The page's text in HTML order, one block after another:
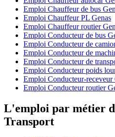
Emploi Chauffeur de bus
Emploi Chauffeur PL Genas
Emploi Chauffeur routier
Emploi Conducteur de bus
Emploi Conducteur de
Emploi Conducteur de
Emploi Conducteur de
Emploi Conducteur poids
Emploi Conducteur-receveur
Emploi Conducteur routier
L'emploi par métier
Transport